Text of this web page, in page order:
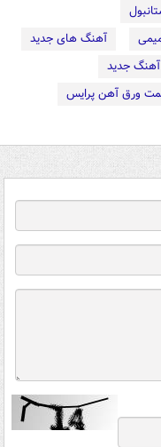
آهنگ های جدید
آهنگ جدید
ورق آهن پرایس